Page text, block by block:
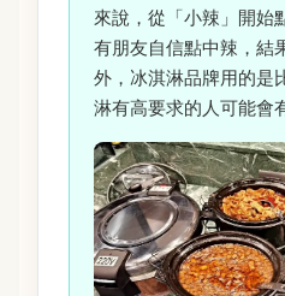
來說，從「小辣」開始
有朋友自信點中辣，結
外，冰淇淋品牌用的是
淋有高要求的人可能會